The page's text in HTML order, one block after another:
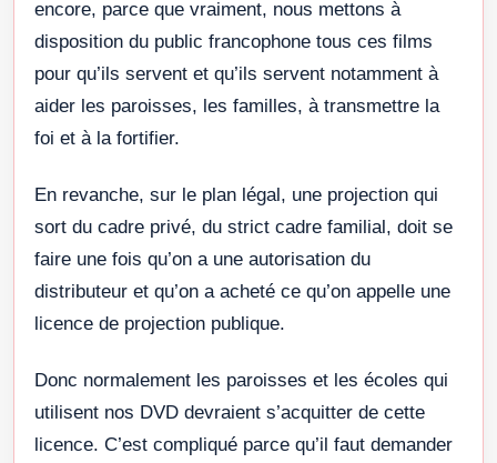
encore, parce que vraiment, nous mettons à
disposition du public francophone tous ces films
pour qu’ils servent et qu’ils servent notamment à
aider les paroisses, les familles, à transmettre la
foi et à la fortifier.
En revanche, sur le plan légal, une projection qui
sort du cadre privé, du strict cadre familial, doit se
faire une fois qu’on a une autorisation du
distributeur et qu’on a acheté ce qu’on appelle une
licence de projection publique.
Donc normalement les paroisses et les écoles qui
utilisent nos DVD devraient s’acquitter de cette
licence. C’est compliqué parce qu’il faut demander